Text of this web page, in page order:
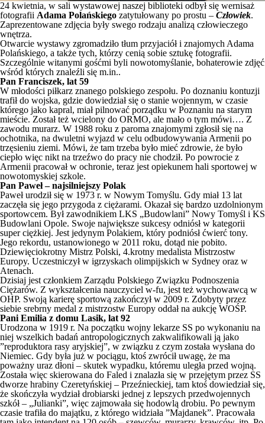
24 kwietnia, w sali wystawowej naszej biblioteki odbył się wernisaż
fotografii Adama Polańskiego zatytułowany po prostu – Człowiek.
Zaprezentowane zdjęcia były swego rodzaju analizą człowieczego
wnętrza.
Otwarcie wystawy zgromadziło tłum przyjaciół i znajomych Adama
Polańskiego, a także tych, którzy cenią sobie sztukę fotografii.
Szczególnie witanymi gośćmi byli nowotomyślanie, bohaterowie zdjęć
wśród których znaleźli się m.in..
Pan Franciszek, lat 59
W młodości piłkarz znanego polskiego zespołu. Po doznaniu kontuzji
trafił do wojska, gdzie dowiedział się o stanie wojennym, w czasie
którego jako kapral, miał pilnować porządku w Poznaniu na starym
mieście. Został też wcielony do ORMO, ale mało o tym mówi…. Z
zawodu murarz. W 1988 roku z paroma znajomymi zgłosił się na
ochotnika, na dwuletni wyjazd w celu odbudowywania Armenii po
trzęsieniu ziemi. Mówi, że tam trzeba było mieć zdrowie, że było
ciepło więc nikt na trzeźwo do pracy nie chodził. Po powrocie z
Armenii pracował w ochronie, teraz jest opiekunem hali sportowej w
nowotomyskiej szkole.
Pan Paweł – najsilniejszy Polak
Paweł urodził się w 1973 r. w Nowym Tomyślu. Gdy miał 13 lat
zaczęła się jego przygoda z ciężarami. Okazał się bardzo uzdolnionym
sportowcem. Był zawodnikiem LKS „Budowlani” Nowy Tomyśl i KS
Budowlani Opole. Swoje największe sukcesy odniósł w kategorii
super ciężkiej. Jest jedynym Polakiem, który podniósł ćwierć tony.
Jego rekordu, ustanowionego w 2011 roku, dotąd nie pobito.
Dziewięciokrotny Mistrz Polski, 4.krotny medalista Mistrzostw
Europy. Uczestniczył w igrzyskach olimpijskich w Sydney oraz w
Atenach.
Dzisiaj jest członkiem Zarządu Polskiego Związku Podnoszenia
Ciężarów. Z wykształcenia nauczyciel w-fu, jest też wychowawcą w
OHP. Swoją karierę sportową zakończył w 2009 r. Zdobyty przez
siebie srebrny medal z mistrzostw Europy oddał na aukcję WOŚP.
Pani Emilia z domu Lasik, lat 92
Urodzona w 1919 r. Na początku wojny lekarze SS po wykonaniu na
niej wszelkich badań antropologicznych zakwalifikowali ją jako
”reproduktora rasy aryjskiej”, w związku z czym została wysłana do
Niemiec. Gdy była już w pociągu, ktoś zwrócił uwagę, że ma
poważny uraz dłoni – skutek wypadku, któremu uległa przed wojną.
Została więc skierowana do Faled i znalazła się w przejętym przez SS
dworze hrabiny Czeretyńskiej – Przeźnieckiej, tam ktoś dowiedział się,
że skończyła wydział drobiarski jednej z lepszych przedwojennych
szkół – „Julianki”, więc zajmowała się hodowlą drobiu. Po pewnym
czasie trafiła do majątku, z którego widziała ”Majdanek”. Pracowała